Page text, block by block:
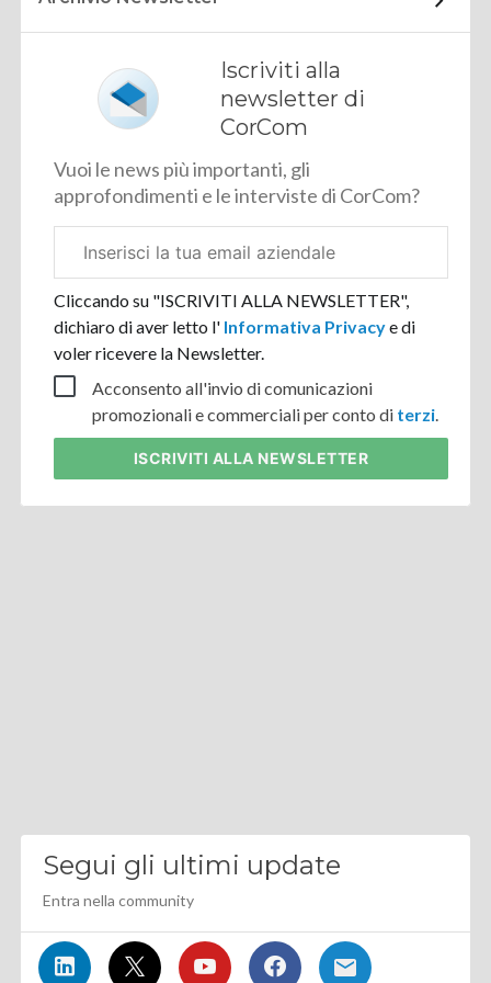
Iscriviti alla
newsletter di
CorCom
Vuoi le news più importanti, gli
approfondimenti e le interviste di CorCom?
aziendale
Cliccando su "ISCRIVITI ALLA NEWSLETTER",
dichiaro di aver letto l' Informativa Privacye di
voler ricevere la Newsletter.
Acconsento all'invio di comunicazioni
promozionali e commerciali per conto di terzi.
ISCRIVITI ALLA NEWSLETTER
Segui gli ultimi update
Entra nella community